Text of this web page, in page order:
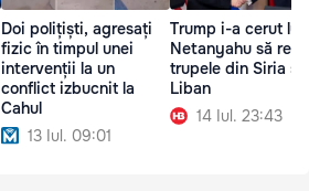
Doi polițiști, agresați
fizic în timpul unei
intervenții la un
conflict izbucnit la
Cahul
13 Iul. 09:01
Trump i-a cerut lui
Netanyahu să
trupele din Siria și
Liban
14 Iul. 23:43